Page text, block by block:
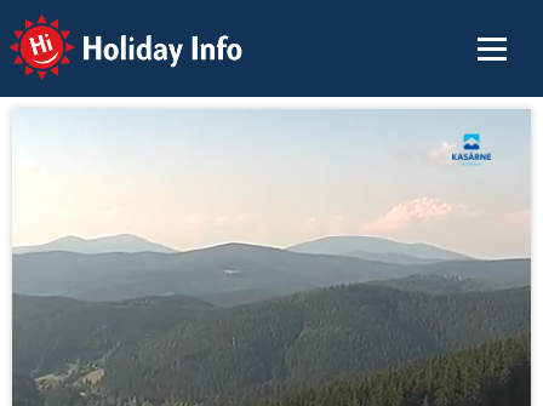
Holiday Info